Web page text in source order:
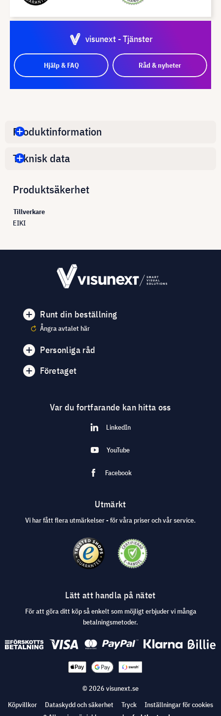
visunext - Tjänster
Hjälp & FAQ Råd & nyheter
Produktinformation
Teknisk data
Produktsäkerhet
Tillverkare
EIKI
Runt din beställning
Ångra avtalet här
Personliga råd
Företaget
Var du fortfarande kan hitta oss
LinkedIn
YouTube
Facebook
Utmärkt
Vi har fått flera utmärkelser - för våra priser och vår service.
Lätt att handla på nätet
För att göra ditt köp så enkelt som möjligt erbjuder vi många
betalningsmetoder.
© 2026 visunext.se
Köpvillkor
Dataskydd och säkerhet Tryck
Inställningar för cookies